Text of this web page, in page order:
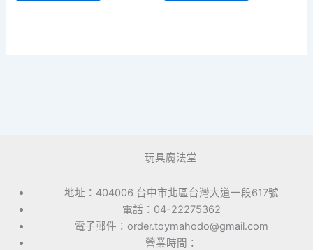
玩具魔法堂
地址：404006 台中市北區台灣大道一段617號
電話：04-22275362
電子郵件：order.toymahodo@gmail.com
營業時間：